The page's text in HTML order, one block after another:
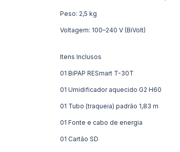
Peso: 2,5 kg
Voltagem: 100–240 V (BiVolt)
Itens Inclusos
01 BiPAP RESmart T-30T
01 Umidificador aquecido G2 H60
01 Tubo (traqueia) padrão 1,83 m
01 Fonte e cabo de energia
01 Cartão SD